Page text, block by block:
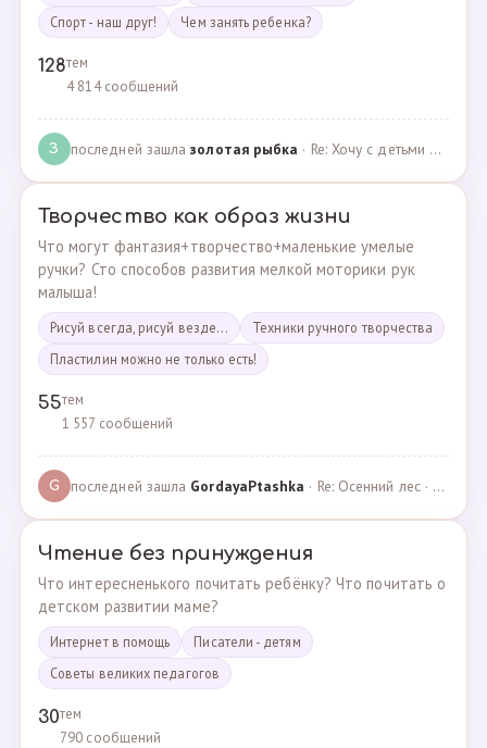
Спорт - наш друг!
Чем занять ребенка?
128тем
4 814 сообщений
З последней зашлазолотая рыбка · Re: Хочу с детьми поехать на следующей неделе в Сан… · 19.05.2024
Творчество как образ жизни
Что могут фантазия+творчество+маленькие умелые
ручки? Сто способов развития мелкой моторики рук
малыша!
Рисуй всегда, рисуй везде...
Техники ручного творчества
Пластилин можно не только есть!
55тем
1 557 сообщений
G последней зашла GordayaPtashka · Re: Осенний лес · 05.05.2022
Чтение без принуждения
Что интересненького почитать ребёнку? Что почитать о
детском развитии маме?
Интернет в помощь
Писатели - детям
Советы великих педагогов
30тем
790 сообщений